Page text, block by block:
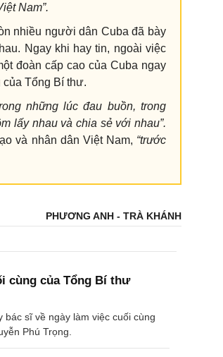
Nam”.
nhiều người dân Cuba đã bày
Ngay khi hay tin, ngoài việc
đoàn cấp cao của Cuba ngay
của Tổng Bí thư.
những lúc đau buồn, trong
lấy nhau và chia sẻ với nhau”.
và nhân dân Việt Nam, “trước
PHƯƠNG ANH - TRÀ KHÁNH
cùng của Tổng Bí thư
bác sĩ về ngày làm việc cuối cùng
Phú Trọng.